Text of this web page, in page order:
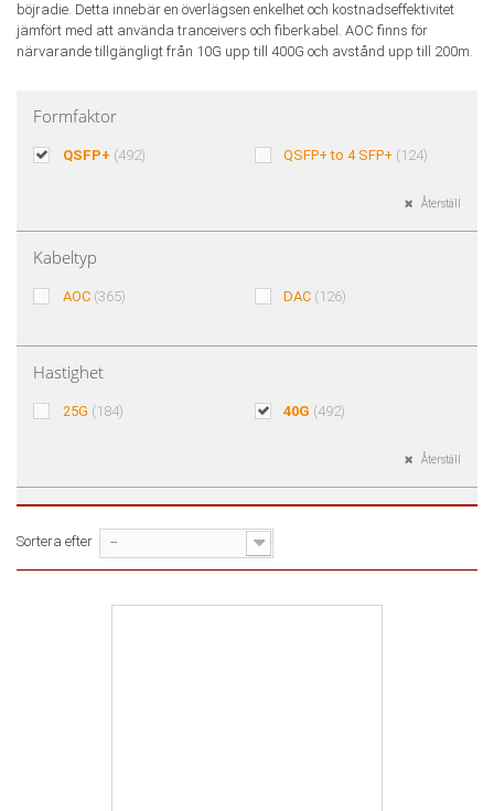
böjradie. Detta innebär en överlägsen enkelhet och kostnadseffektivitet
jämfört med att använda tranceivers och fiberkabel. AOC finns för
närvarande tillgängligt från 10G upp till 400G och avstånd upp till 200m.
Formfaktor
QSFP+ (492) QSFP+ to 4 SFP+ (124)
Återställ
Kabeltyp
AOC (365) DAC (126)
Hastighet
25G (184) 40G (492)
Återställ
Sortera efter --